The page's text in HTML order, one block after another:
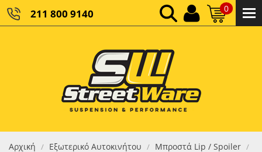
211 800 9140 0
ΚΑΘΑΡΌ ΣΎΝΟΛΟ:
ΤΕΛΙΚΌ ΣΎΝΟΛΟ:0,00 €
Αρχική / Εξωτερικό Αυτοκινήτου / Μπροστά Lip / Spoiler /